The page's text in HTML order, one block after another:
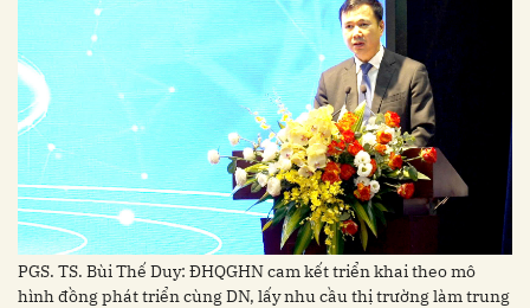
PGS. TS. Bùi Thế Duy: ĐHQGHN cam kết triển khai theo mô
hình đồng phát triển cùng DN, lấy nhu cầu thị trường làm trung